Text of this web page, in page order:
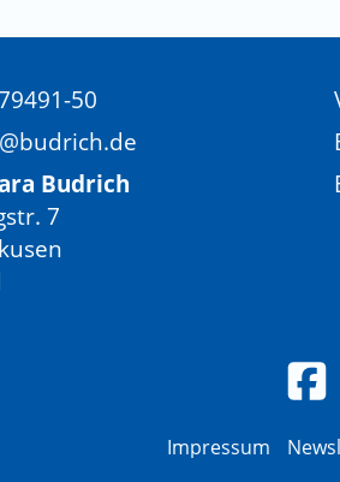
50
Budrich
7
Impressum